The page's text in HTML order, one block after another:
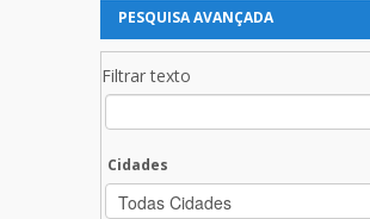
PESQUISA AVANÇADA
Filtrar texto
Cidades